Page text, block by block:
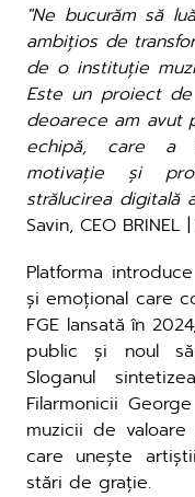
"Ne bucurăm să
ambițios de
de o instituție
Este un proiect de
deoarece am avut
echipă, care a
motivație și
strălucirea digitală
Savin, CEO BRINEL
Platforma
și emoțional care
FGE lansată în
public și noul
Sloganul
Filarmonicii
muzicii de
care unește
stări de grație.